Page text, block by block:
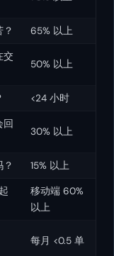
65% 以上
交
50% 以上
<24 小时
回
30% 以上
15% 以上
移动端 60%
以上
每月 <0.5 单